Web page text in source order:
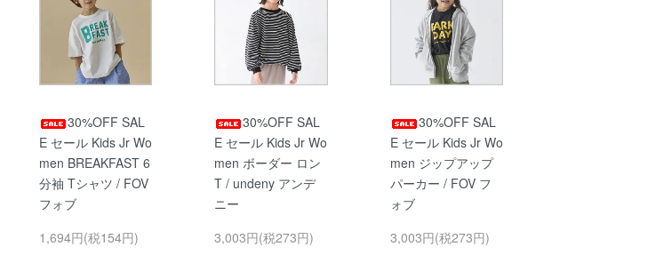
30%OFF SAL
E セール Kids Jr Wo
men BREAKFAST 6
分袖 Tシャツ / FOV
フォブ
1,694円(税154円)
30%OFF SAL
E セール Kids Jr Wo
men ボーダー ロン
T / undeny アンデ
ニー
3,003円(税273円)
30%OFF SAL
E セール Kids Jr Wo
men ジップアップ
パーカー / FOV フ
ォブ
3,003円(税273円)